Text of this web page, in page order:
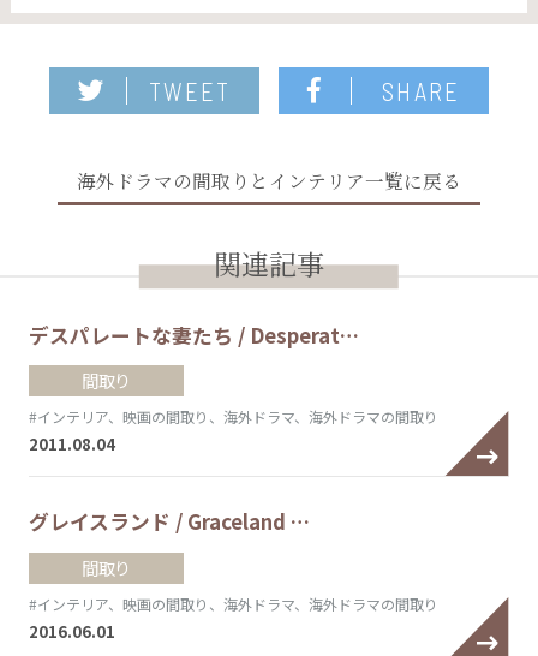
TWEET SHARE
海外ドラマの間取りとインテリア一覧に戻る
関連記事
デスパレートな妻たち / Desperat…
間取り
#インテリア、映画の間取り、海外ドラマ、海外ドラマの間取り
2011.08.04
グレイスランド / Graceland …
間取り
#インテリア、映画の間取り、海外ドラマ、海外ドラマの間取り
2016.06.01